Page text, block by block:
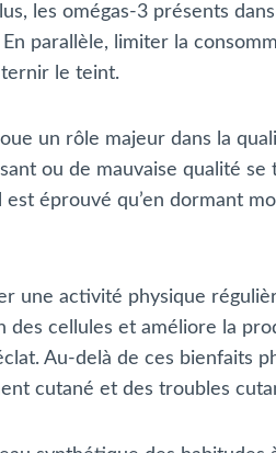
les omégas-3 présents
parallèle, limiter la
le teint.
un rôle majeur dans la
ou de mauvaise qualité
est éprouvé qu’en dormant
une activité physique
des cellules et améliore la
Au-delà de ces bienfaits
cutané et des troubles